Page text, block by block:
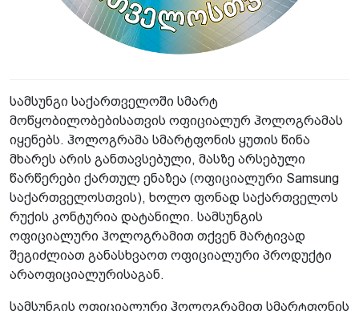
სამსუნგი საქართველოში სმარტ
მოწყობილობებისათვის ოფიციალურ ჰოლოგრამას
იყენებს. ჰოლოგრამა სმარტფონის ყუთის წინა
მხარეს არის განთავსებული, მასზე არსებული
წარწერები ქართულ ენაზეა (ოფიციალური Samsung
საქართველოსთვის), ხოლო ფონად საქართველოს
რუქის კონტურია დატანილი. სამსუნგის
ოფიციალური ჰოლოგრამით თქვენ მარტივად
შეგიძლიათ განასხვაოთ ოფიციალური პროდუქტი
არაოფიციალურისაგან.
სამსუნგის ოფიციალური ჰოლოგრამით სმარტფონის